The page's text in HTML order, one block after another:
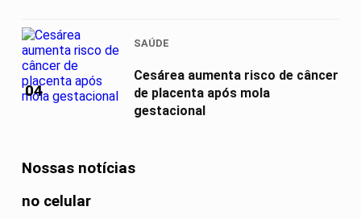
04
SAÚDE
Cesárea aumenta risco de câncer
de placenta após mola
gestacional
Nossas notícias
no celular